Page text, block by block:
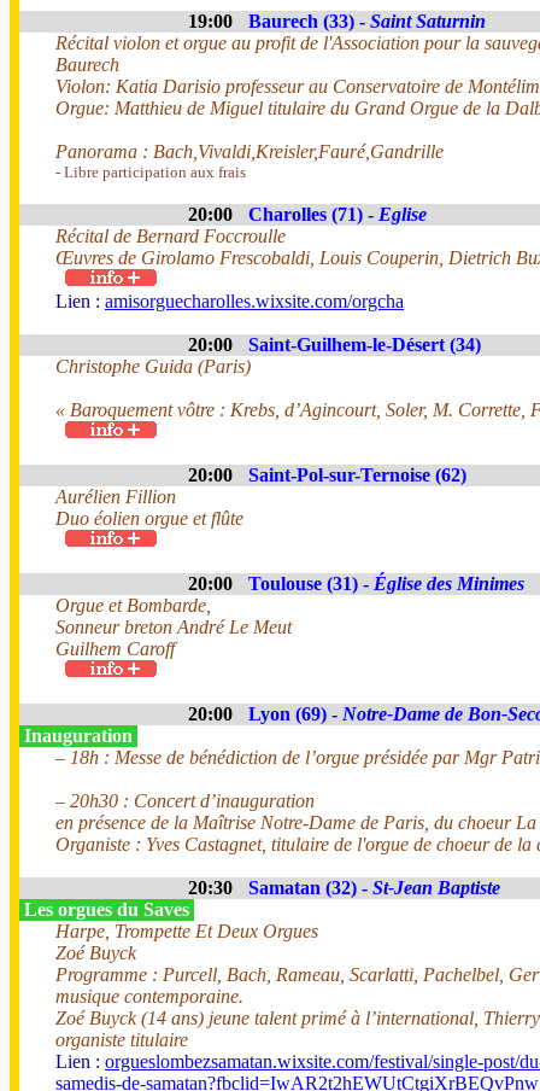
19:00 Baurech (33) - Saint Saturnin
Récital violon et orgue au profit de l'Association pour la
Baurech
Violon: Katia Darisio professeur au Conservatoire de
Orgue: Matthieu de Miguel titulaire du Grand Orgue de la
Panorama : Bach,Vivaldi,Kreisler,Fauré,Gandrille
- Libre participation aux frais
20:00 Charolles (71) - Eglise
Récital de Bernard Foccroulle
Œuvres de Girolamo Frescobaldi, Louis Couperin, Dietrich
Lien : amisorguecharolles.wixsite.com/orgcha
20:00
Saint-Guilhem-le-Désert (34)
Christophe Guida (Paris)
« Baroquement vôtre : Krebs, d’Agincourt, Soler, M. Corrette,
20:00
Saint-Pol-sur-Ternoise (62)
Aurélien Fillion
Duo éolien orgue et flûte
20:00 Toulouse (31) - Église des Minimes
Orgue et Bombarde,
Sonneur breton André Le Meut
Guilhem Caroff
20:00 Lyon (69) - Notre-Dame de Bon-
Inauguration
– 18h : Messe de bénédiction de l’orgue présidée par Mgr
– 20h30 : Concert d’inauguration
en présence de la Maîtrise Notre-Dame de Paris, du choeur
Organiste : Yves Castagnet, titulaire de l'orgue de choeur de
20:30 Samatan (32) - St-Jean Baptiste
Les orgues du Saves
Harpe, Trompette Et Deux Orgues
Zoé Buyck
Programme : Purcell, Bach, Rameau, Scarlatti, Pachelbel,
musique contemporaine.
Zoé Buyck (14 ans) jeune talent primé à l’international,
organiste titulaire
Lien : orgueslombezsamatan.wixsite.com/festival/single-post/
samedis-de-